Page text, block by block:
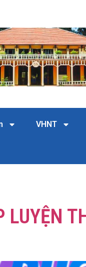
VHNT